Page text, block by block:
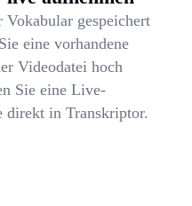
Vokabular gespeichert
eine vorhandene
Videodatei hoch
Sie eine Live-
direkt in Transkriptor.